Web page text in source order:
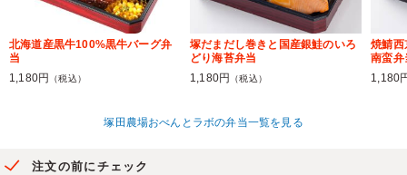
北海道産黒牛100%黒牛バーグ弁
当
1,180円
（税込）
塚だまだし巻きと国産銀鮭のいろ
どり海苔弁当
1,180円
（税込）
焼鯖西
南蛮弁
1,180
塚田農場おべんとラボの弁当一覧を見る
注文の前にチェック